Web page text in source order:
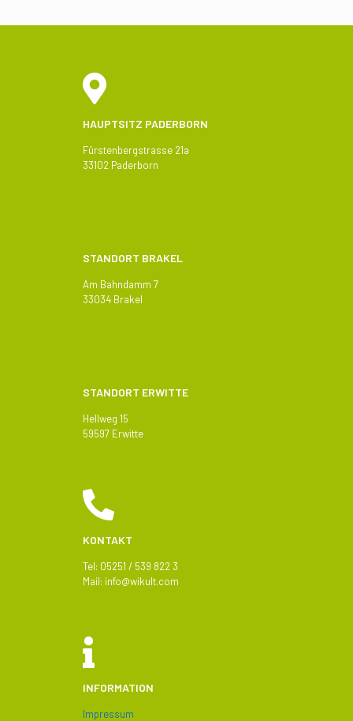
HAUPTSITZ PADERBORN
Fürstenbergstrasse 21a
33102 Paderborn
STANDORT BRAKEL
Am Bahndamm 7
33034 Brakel
STANDORT ERWITTE
Hellweg 15
59597 Erwitte
KONTAKT
Tel: 05251 / 539 822 3
Mail: info@wikult.com
INFORMATION
Impressum